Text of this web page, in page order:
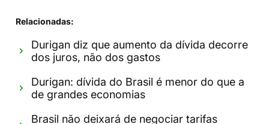
Relacionadas:
Durigan diz que aumento da dívida decorre
dos juros, não dos gastos
Durigan: dívida do Brasil é menor do que a
de grandes economias
Brasil não deixará de negociar tarifas